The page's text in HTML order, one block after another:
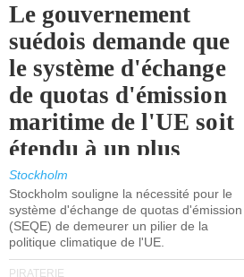
Le gouvernement
suédois demande que
le système d'échange
de quotas d'émission
maritime de l'UE soit
étendu à un plus
grand nombre de
navires.
Stockholm
Stockholm souligne la nécessité pour le
système d'échange de quotas d'émission
(SEQE) de demeurer un pilier de la
politique climatique de l'UE.
PIRATERIE